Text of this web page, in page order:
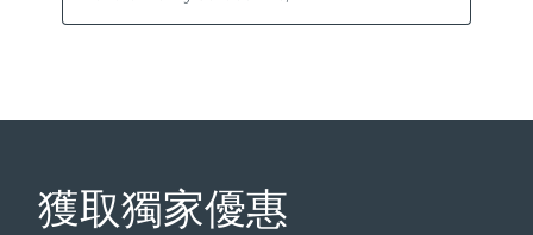
獲取獨家優惠